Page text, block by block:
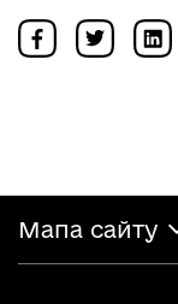
Мапа сайту